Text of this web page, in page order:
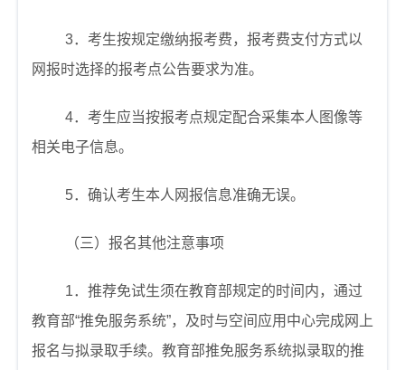
3．考生按规定缴纳报考费，报考费支付方式以
网报时选择的报考点公告要求为准。
4．考生应当按报考点规定配合采集本人图像等
相关电子信息。
5．确认考生本人网报信息准确无误。
（三）报名其他注意事项
1．推荐免试生须在教育部规定的时间内，通过
教育部“推免服务系统”，及时与空间应用中心完成网上
报名与拟录取手续。教育部推免服务系统拟录取的推